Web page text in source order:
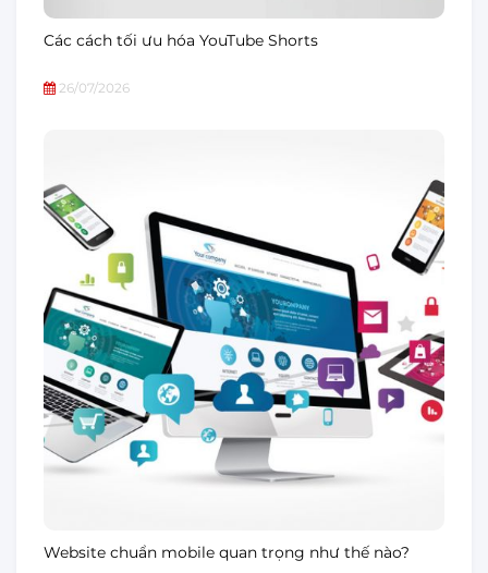
Các cách tối ưu hóa YouTube Shorts
26/07/2026
Website chuẩn mobile quan trọng như thế nào?